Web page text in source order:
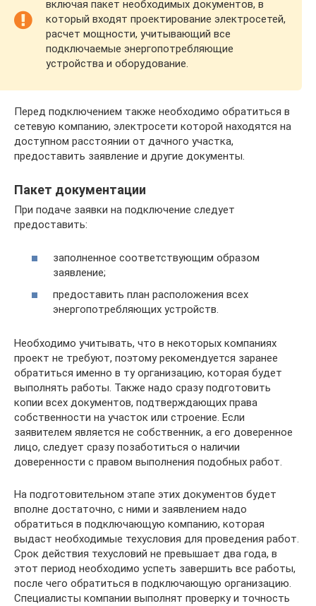
включая пакет необходимых документов, в
который входят проектирование электросетей,
расчет мощности, учитывающий все
подключаемые энергопотребляющие
устройства и оборудование.
Перед подключением также необходимо обратиться в
сетевую компанию, электросети которой находятся на
доступном расстоянии от дачного участка,
предоставить заявление и другие документы.
Пакет документации
При подаче заявки на подключение следует
предоставить:
заполненное соответствующим образом
заявление;
предоставить план расположения всех
энергопотребляющих устройств.
Необходимо учитывать, что в некоторых компаниях
проект не требуют, поэтому рекомендуется заранее
обратиться именно в ту организацию, которая будет
выполнять работы. Также надо сразу подготовить
копии всех документов, подтверждающих права
собственности на участок или строение. Если
заявителем является не собственник, а его доверенное
лицо, следует сразу позаботиться о наличии
доверенности с правом выполнения подобных работ.
На подготовительном этапе этих документов будет
вполне достаточно, с ними и заявлением надо
обратиться в подключающую компанию, которая
выдаст необходимые техусловия для проведения работ.
Срок действия техусловий не превышает два года, в
этот период необходимо успеть завершить все работы,
после чего обратиться в подключающую организацию.
Специалисты компании выполнят проверку и точность